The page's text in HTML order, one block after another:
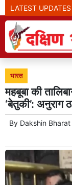
LATEST UPDATES
झारखंड:
भारत
महबूबा की
‘बेतुकी’: अनुराग
By Dakshin Bharat